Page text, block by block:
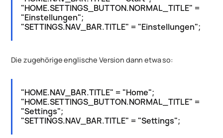
"HOME.SETTINGS_BUTTON.NORMAL_TITLE" =
"Einstellungen";
"SETTINGS.NAV_BAR.TITLE" = "Einstellungen";
Die zugehörige englische Version dann etwa so:
"HOME.NAV_BAR.TITLE" = "Home";
"HOME.SETTINGS_BUTTON.NORMAL_TITLE" =
"Settings";
"SETTINGS.NAV_BAR.TITLE" = "Settings";